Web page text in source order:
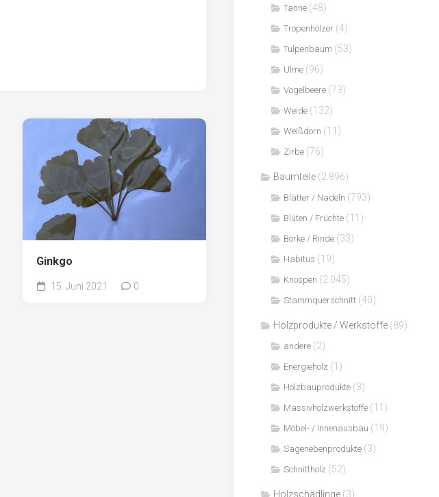
Ginkgo
15. Juni 2021 0
Tanne (48)
Tropenhölzer (4)
Tulpenbaum (53)
Ulme (96)
Vogelbeere (73)
Weide (132)
Weißdorn (11)
Zirbe (76)
Baumteile (2.896)
Blätter / Nadeln (793)
Blüten / Früchte (11)
Borke / Rinde (33)
Habitus (19)
Knospen (2.045)
Stammquerschnitt (40)
Holzprodukte / Werkstoffe (89)
andere (2)
Energieholz (1)
Holzbauprodukte (3)
Massivholzwerkstoffe (11)
Möbel- / Innenausbau (19)
Sägenebenprodukte (3)
Schnittholz (52)
Holzschädlinge (3)